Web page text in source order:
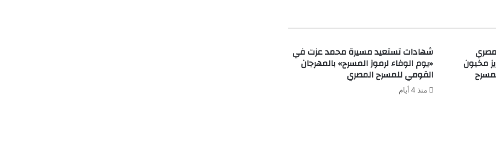
مخيون
شهادات تستعيد مسيرة محمد عزت في
«يوم الوفاء لرموز المسرح» بالمهرجان
القومي للمسرح المصري
منذ 4 أيام